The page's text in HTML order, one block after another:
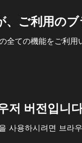
、ご利用の
全ての機能をご利用
저 버전입니
사용하시려면 브라